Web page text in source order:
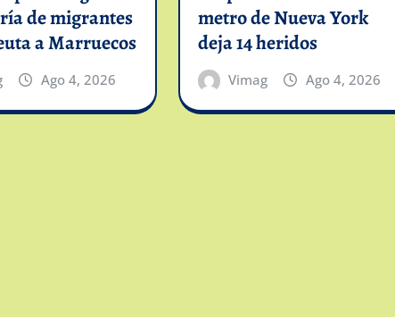
de migrantes
a Marruecos
Ago 4, 2026
metro de Nueva York
deja 14 heridos
Vimag Ago 4, 2026